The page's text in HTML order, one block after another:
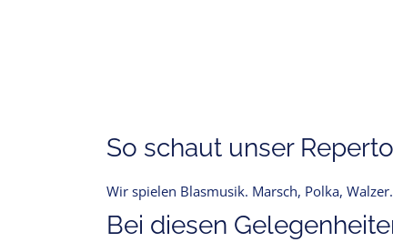
So schaut unser
Wir spielen Blasmusik. Marsch, Polka,
Bei diesen